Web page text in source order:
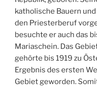
katholische Bauern
den Priesterberuf
besuchte er auch das
Mariaschein. Das
gehörte bis 1919 zu
Ergebnis des ersten
Gebiet geworden.